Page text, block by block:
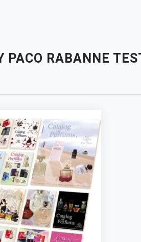
PACO RABANNE